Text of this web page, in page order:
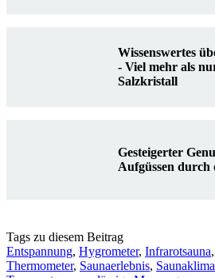
Wissenswertes
- Viel mehr als
Salzkristall
Gesteigerter
Aufgüssen durch
Tags zu diesem Beitrag
Entspannung, Hygrometer, Infrarotsauna,
Thermometer, Saunaerlebnis, Saunaklima